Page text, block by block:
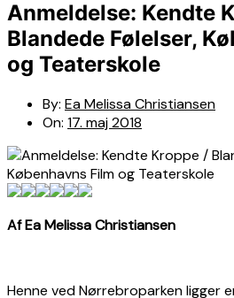
Anmeldelse: Kendte
Blandede Følelser,
og Teaterskole
By: Ea Melissa Christiansen
On: 17. maj 2018
Af Ea Melissa Christiansen
Henne ved Nørrebroparken ligger